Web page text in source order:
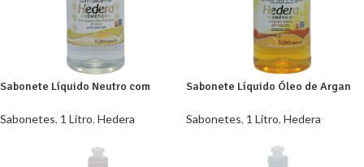
Sabonete Líquido Neutro com
Sabonetes, 1 Litro, Hedera
Sabonete Líquido Óleo de Argan
Sabonetes, 1 Litro, Hedera